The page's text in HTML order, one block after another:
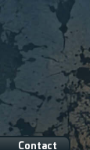
Contact